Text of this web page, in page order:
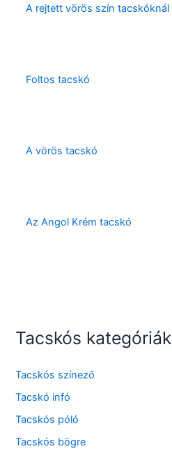
A rejtett vörös szín tacskóknál
Foltos tacskó
A vörös tacskó
Az Angol Krém tacskó
Tacskós kategóriák
Tacskós színező
Tacskó infó
Tacskós póló
Tacskós bögre